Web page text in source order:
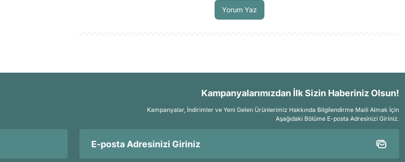
Yorum Yaz
Kampanyalarımızdan İlk Sizin Haberiniz Olsun!
Kampanyalar, İndirimler ve Yeni Gelen Ürünlerimiz Hakkında Bilgilendirme Maili Almak İçin
Aşağıdaki Bölüme E-posta Adresinizi Giriniz.